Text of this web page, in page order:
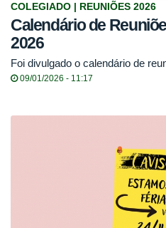
COLEGIADO | REUNIÕES 2026
Calendário de
2026
Foi divulgado o calendário de
09/01/2026 - 11:17